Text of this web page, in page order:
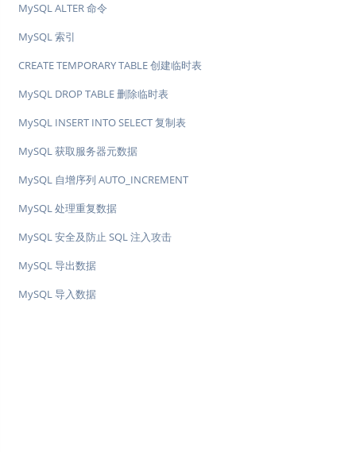
MySQL ALTER 命令
MySQL 索引
CREATE TEMPORARY TABLE 创建临时表
MySQL DROP TABLE 删除临时表
MySQL INSERT INTO SELECT 复制表
MySQL 获取服务器元数据
MySQL 自增序列 AUTO_INCREMENT
MySQL 处理重复数据
MySQL 安全及防止 SQL 注入攻击
MySQL 导出数据
MySQL 导入数据